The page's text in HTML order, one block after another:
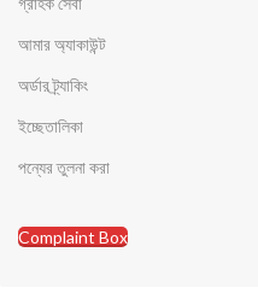
আমার অ্যাকাউন্ট
অর্ডার ট্র্যাকিং
ইচ্ছেতালিকা
পন্যের তুলনা করা
Complaint Box